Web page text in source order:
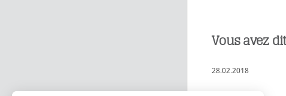
Vous avez
28.02.2018